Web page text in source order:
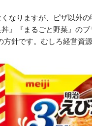
なりますが、ピザ以外
』『まるごと野菜』の
方針です。むしろ経営資